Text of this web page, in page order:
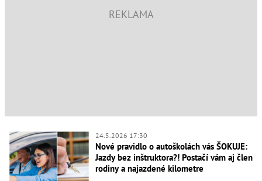
24.5.2026 17:30
Nové pravidlo o autoškolách vás ŠOKUJE:
Jazdy bez inštruktora?! Postačí vám aj člen
rodiny a najazdené kilometre